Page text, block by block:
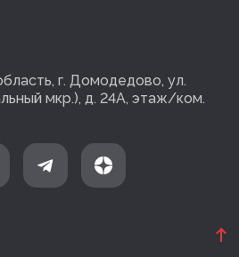
г. Домодедово, ул.
мкр.), д. 24А, этаж/ком.